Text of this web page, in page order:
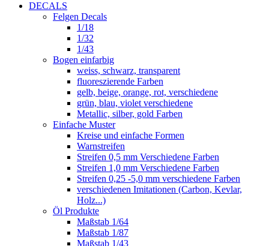
DECALS
Felgen Decals
1/18
1/32
1/43
Bogen einfarbig
weiss, schwarz, transparent
fluoreszierende Farben
gelb, beige, orange, rot, verschiedene
grün, blau, violet verschiedene
Metallic, silber, gold Farben
Einfache Muster
Kreise und einfache Formen
Warnstreifen
Streifen 0,5 mm Verschiedene Farben
Streifen 1,0 mm Verschiedene Farben
Streifen 0,25 -5,0 mm verschiedene Farben
verschiedenen Imitationen (Carbon, Kevlar,
Holz...)
Öl Produkte
Maßstab 1/64
Maßstab 1/87
Maßstab 1/43